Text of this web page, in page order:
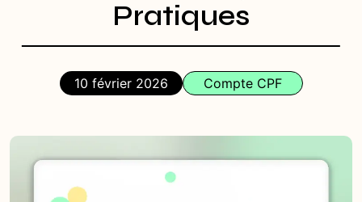
Pratiques
10 février 2026 Compte CPF